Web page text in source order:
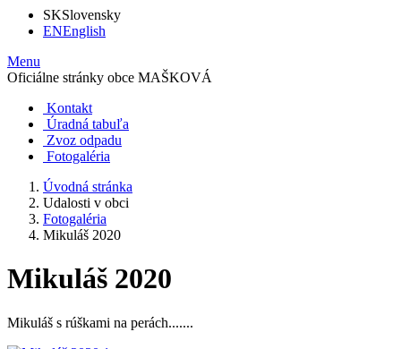
SKSlovensky
ENEnglish
Menu
Oficiálne stránky obce MAŠKOVÁ
Kontakt
Úradná tabuľa
Zvoz odpadu
Fotogaléria
Úvodná stránka
Udalosti v obci
Fotogaléria
Mikuláš 2020
Mikuláš 2020
Mikuláš s rúškami na perách.......